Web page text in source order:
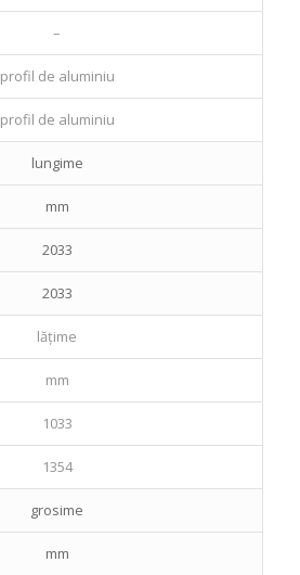
–
profil de aluminiu
profil de aluminiu
lungime
mm
2033
2033
lățime
mm
1033
1354
grosime
mm